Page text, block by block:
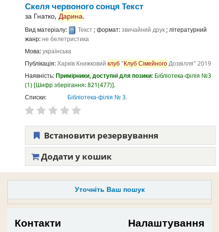
Уточніть Ваш пошук
Скеля червоного сонця Текст
за Гнатко, Дарина.
Вид матеріалу: Текст; формат:звичайний друк; літературний
жанр:не белетристика
Мова:українська
Публікація:Харків Книжковий клуб"КлубСімейногоДозвілля" 2019
Наявність:Примірники, доступні для позики: Бібліотека-філія №3
(1) Шифр зберігання:821(477) .
Списки:
Бібліотека-філія № 3.
Встановити резервування
Додати у кошик
Контакти Налаштування